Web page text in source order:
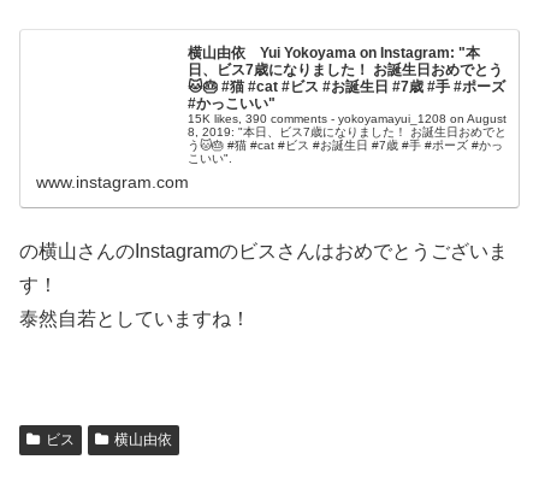
横山由依 Yui Yokoyama on Instagram: "本
日、ビス7歳になりました！ お誕生日おめでとう
🐱🎂 #猫 #cat #ビス #お誕生日 #7歳 #手 #ポーズ
#かっこいい"
15K likes, 390 comments - yokoyamayui_1208 on August
8, 2019: "本日、ビス7歳になりました！ お誕生日おめでと
う🐱🎂 #猫 #cat #ビス #お誕生日 #7歳 #手 #ポーズ #かっ
こいい".
www.instagram.com
の横山さんのInstagramのビスさんはおめでとうございま
す！
泰然自若としていますね！
ビス 横山由依